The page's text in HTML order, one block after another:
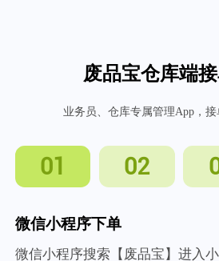
废品宝仓库端
业务员、仓库专属管理App，
01 02
微信小程序下单
微信小程序搜索【废品宝】进入